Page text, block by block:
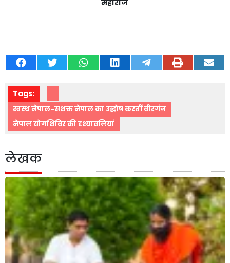
महाराज
Tags:
स्वस्थ नेपाल-सशक्त नेपाल का उद्घोष करतीं वीरगंज
नेपाल योगशिविर की दृश्यावलियां
लेखक